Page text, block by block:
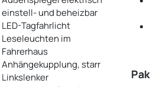
einstell- und beheizbar
LED-Tagfahrlicht
Leseleuchten im
Fahrerhaus
Anhängekupplung, starr
Linkslenker